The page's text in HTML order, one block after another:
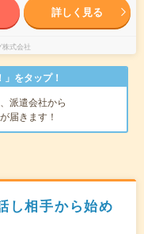
詳しく見る
式会社
をタップ！
派遣会社から
が届きます！
相手から始め